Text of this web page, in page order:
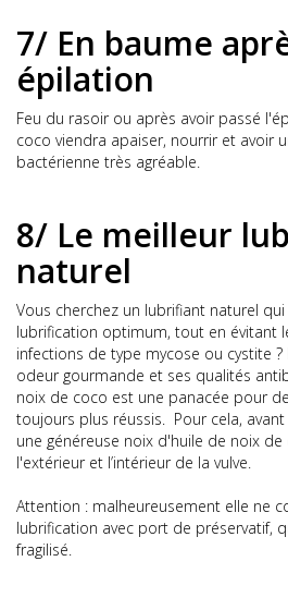
7/ En baume
épilation
Feu du rasoir ou après avoir passé
coco viendra apaiser, nourrir et avoir
bactérienne très agréable.
8/ Le meilleur
naturel
Vous cherchez un lubrifiant naturel
lubrification optimum, tout en évitant
infections de type mycose ou cystite
odeur gourmande et ses qualités
noix de coco est une panacée pour
toujours plus réussis. Pour cela,
une généreuse noix d'huile de noix
l'extérieur et l’intérieur de la vulve.
Attention : malheureusement elle ne
lubrification avec port de préservatif,
fragilisé.